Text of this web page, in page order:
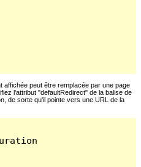
affichée peut être remplacée par une page
l'attribut "defaultRedirect" de la balise de
de sorte qu'il pointe vers une URL de la